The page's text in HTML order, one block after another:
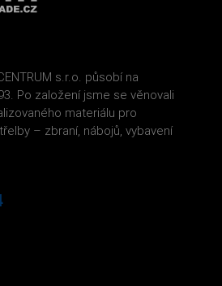
s.r.o. působí na
Po založení jsme se věnovali
materiálu pro
– zbraní, nábojů, vybavení